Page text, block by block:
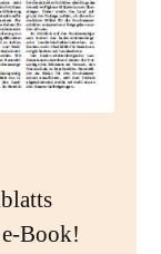
Book!